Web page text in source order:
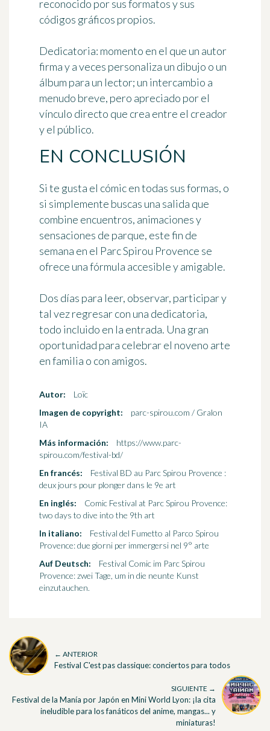
reconocido por sus formatos y sus
códigos gráficos propios.
Dedicatoria: momento en el que un autor
firma y a veces personaliza un dibujo o un
álbum para un lector; un intercambio a
menudo breve, pero apreciado por el
vínculo directo que crea entre el creador
y el público.
EN CONCLUSIÓN
Si te gusta el cómic en todas sus formas, o
si simplemente buscas una salida que
combine encuentros, animaciones y
sensaciones de parque, este fin de
semana en el Parc Spirou Provence se
ofrece una fórmula accesible y amigable.
Dos días para leer, observar, participar y
tal vez regresar con una dedicatoria,
todo incluido en la entrada. Una gran
oportunidad para celebrar el noveno arte
en familia o con amigos.
Autor:
Loïc
Imagen de copyright:
parc-spirou.com / Gralon
IA
Más información:
https://www.parc-
spirou.com/festival-bd/
En francés:
Festival BD au Parc Spirou Provence :
deux jours pour plonger dans le 9e art
En inglés:
Comic Festival at Parc Spirou Provence:
two days to dive into the 9th art
In italiano:
Festival del Fumetto al Parco Spirou
Provence: due giorni per immergersi nel 9° arte
Auf Deutsch:
Festival Comic im Parc Spirou
Provence: zwei Tage, um in die neunte Kunst
einzutauchen.
← ANTERIOR
Festival C'est pas classique: conciertos para todos
SIGUIENTE →
Festival de la Manía por Japón en Mini World Lyon: ¡la cita
ineludible para los fanáticos del anime, mangas... y
miniaturas!